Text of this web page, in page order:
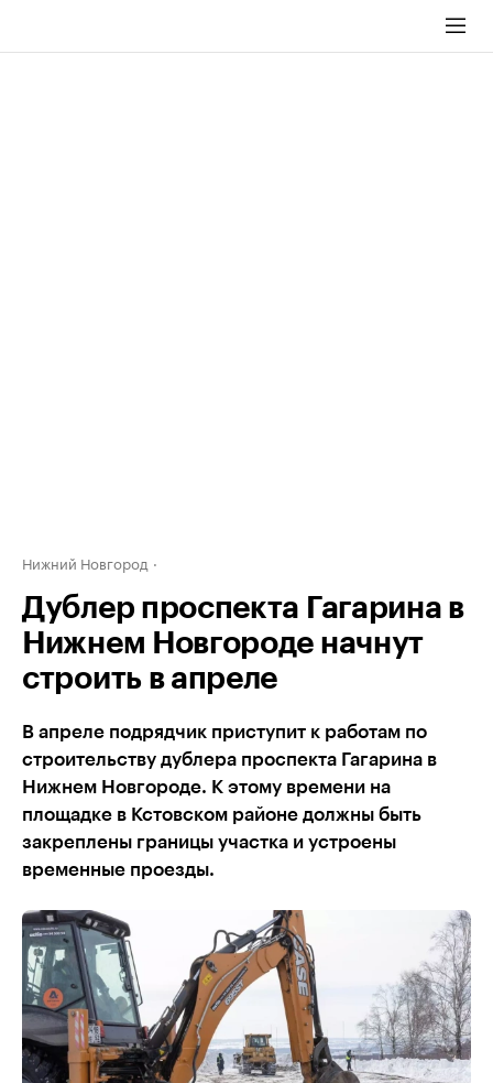
Нижний Новгород
Дублер проспекта Гагарина в
Нижнем Новгороде начнут
строить в апреле
В апреле подрядчик приступит к работам по
строительству дублера проспекта Гагарина в
Нижнем Новгороде. К этому времени на
площадке в Кстовском районе должны быть
закреплены границы участка и устроены
временные проезды.